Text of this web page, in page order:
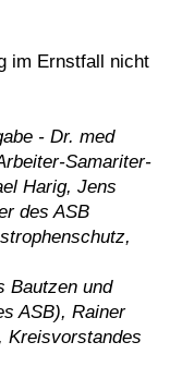
im Ernstfall nicht
- Dr. med
Samariter-
Harig, Jens
des ASB
Bautzen und
ASB), Rainer
Kreisvorstandes